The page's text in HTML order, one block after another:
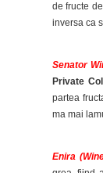
de fructe
inversa ca
Senator
Private
partea
ma mai
Enira